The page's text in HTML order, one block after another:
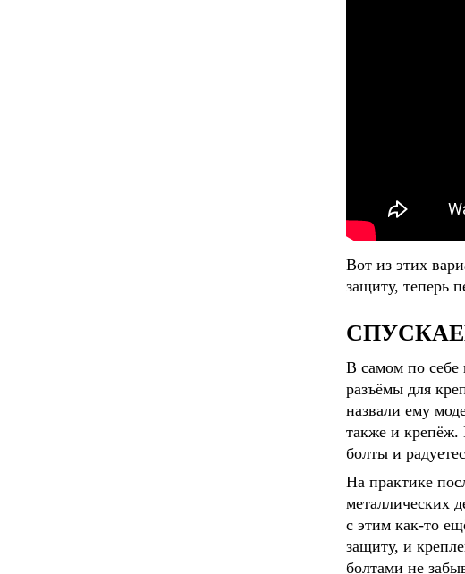
Вот из этих
защиту, теперь
В самом по себе
разъёмы для
назвали ему
также и крепёж.
болты и
На практике
металлических
с этим как-то
защиту, и
болтами не